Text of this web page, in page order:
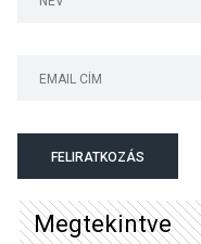
FELIRATKOZÁS
Megtekintve